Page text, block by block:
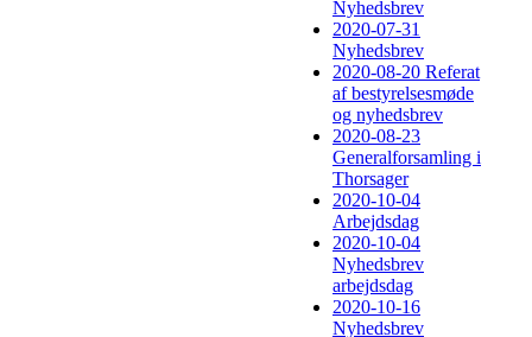
Nyhedsbrev
2020-07-31
Nyhedsbrev
2020-08-20 Referat
af bestyrelsesmøde
og nyhedsbrev
2020-08-23
Generalforsamling i
Thorsager
2020-10-04
Arbejdsdag
2020-10-04
Nyhedsbrev
arbejdsdag
2020-10-16
Nyhedsbrev